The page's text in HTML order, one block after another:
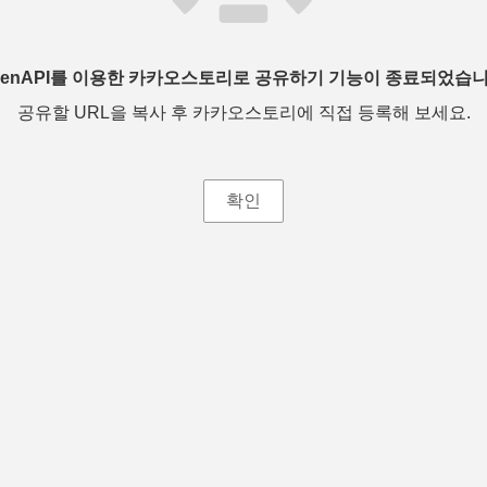
를 이용한 카카오스토리로 공유하기 기능이 종료되었습
공유할 URL을 복사 후 카카오스토리에 직접 등록해 보세요.
확인